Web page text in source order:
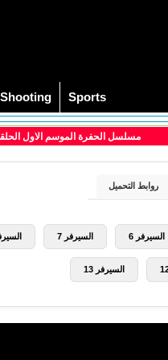
Shooting Sports
> مسلسل الحفرة الموسم الاول الحلقة 33 الثالثة والثلاثون والاخيرة
روابط التحميل
السيرفر 6 السيرفر 7
السيرفر 13